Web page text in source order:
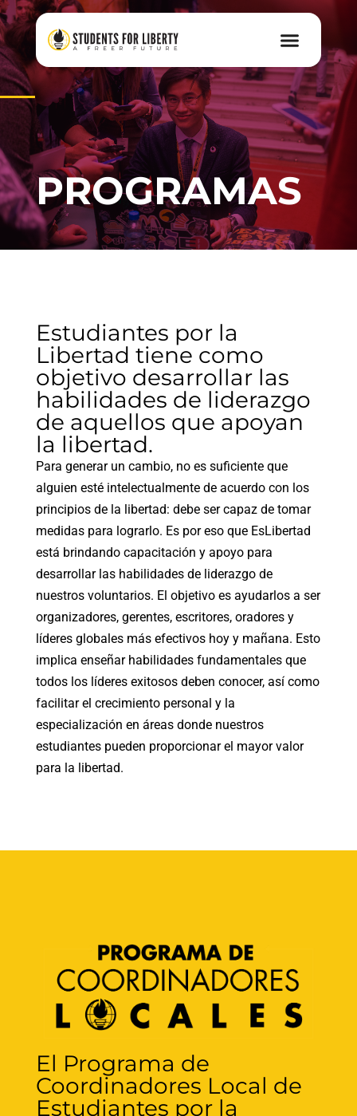
PROGRAMAS
Estudiantes por la
Libertad tiene como
objetivo desarrollar las
habilidades de liderazgo
de aquellos que apoyan
la libertad.
Para generar un cambio, no es suficiente que
alguien esté intelectualmente de acuerdo con los
principios de la libertad: debe ser capaz de tomar
medidas para lograrlo. Es por eso que EsLibertad
está brindando capacitación y apoyo para
desarrollar las habilidades de liderazgo de
nuestros voluntarios. El objetivo es ayudarlos a ser
organizadores, gerentes, escritores, oradores y
líderes globales más efectivos hoy y mañana. Esto
implica enseñar habilidades fundamentales que
todos los líderes exitosos deben conocer, así como
facilitar el crecimiento personal y la
especialización en áreas donde nuestros
estudiantes pueden proporcionar el mayor valor
para la libertad.
El Programa de
Coordinadores Local de
Estudiantes por la